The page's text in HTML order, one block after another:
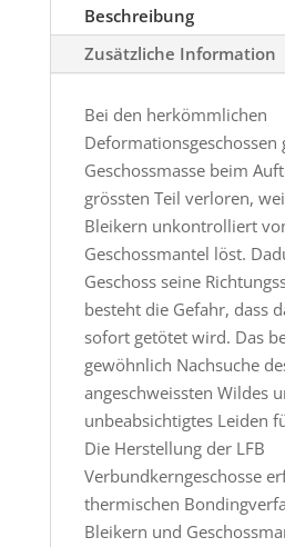
Beschreibung
Zusätzliche Information
Bei den herkömmlichen
Deformationsgeschossen
Geschossmasse beim
grössten Teil verloren,
Bleikern unkontrolliert
Geschossmantel löst.
Geschoss seine
besteht die Gefahr, dass
sofort getötet wird. Das
gewöhnlich Nachsuche
angeschweissten Wildes
unbeabsichtigtes Leiden
Die Herstellung der LFB
Verbundkerngeschosse
thermischen
Bleikern und